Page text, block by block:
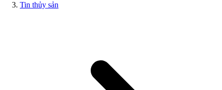
Tin thủy sản